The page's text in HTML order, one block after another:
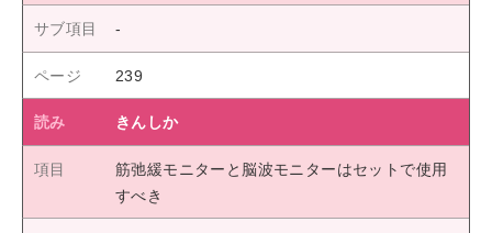
239
きんしか
筋弛緩モニターと脳波モニターはセットで使用
すべき